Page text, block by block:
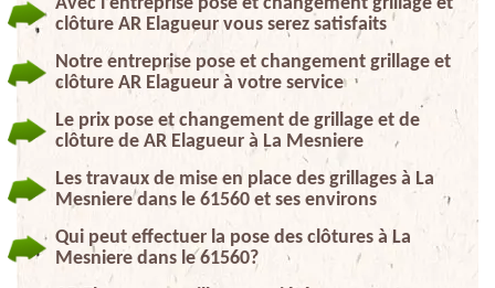
clôture AR Elagueur vous serez satisfaits
Notre entreprise pose et changement grillage et
clôture AR Elagueur à votre service
Le prix pose et changement de grillage et de
clôture de AR Elagueur à La Mesniere
Les travaux de mise en place des grillages à La
Mesniere dans le 61560 et ses environs
Qui peut effectuer la pose des clôtures à La
Mesniere dans le 61560?